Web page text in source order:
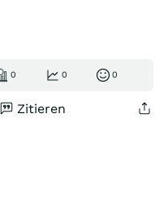
0 0 0
Zitieren